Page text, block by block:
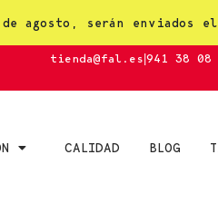
serán enviados el
tienda@fal.es 941 38 08
CALIDAD BLOG